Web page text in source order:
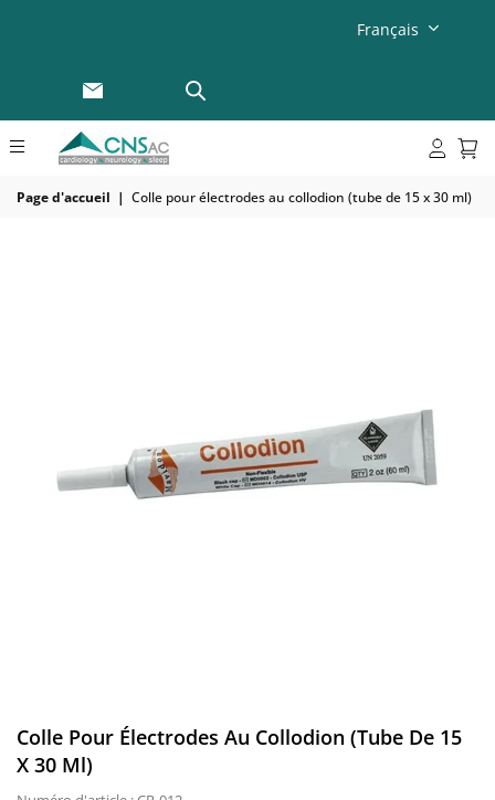
Français
Page d'accueil | Colle pour électrodes au collodion (tube de 15 x 30 ml)
Colle Pour Électrodes Au Collodion (tube De 15
X 30 Ml)